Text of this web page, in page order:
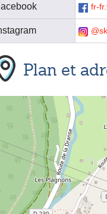
fr-
Plan et